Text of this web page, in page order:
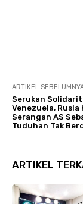
ARTIKEL
Serukan
Venezuela, Rusia
Serangan AS
Tuduhan Tak
ARTIKEL